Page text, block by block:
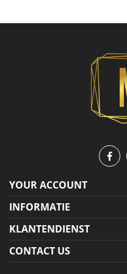
YOUR ACCOUNT
INFORMATIE
KLANTENDIENST
CONTACT US